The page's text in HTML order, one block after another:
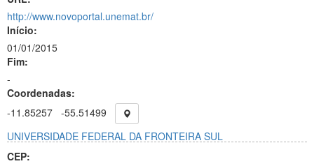
http://www.novoportal.unemat.br/
Início:
01/01/2015
Fim:
-
Coordenadas:
-11.85257 -55.51499
UNIVERSIDADE FEDERAL DA FRONTEIRA SUL
CEP: